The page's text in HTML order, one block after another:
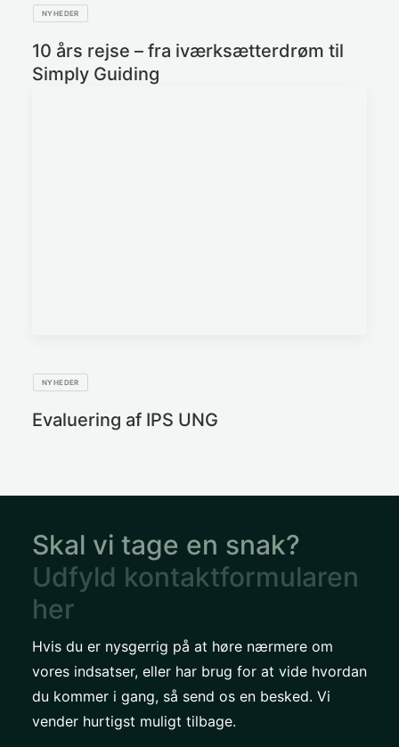
NYHEDER
10 års rejse – fra iværksætterdrøm til
Simply Guiding
NYHEDER
Evaluering af IPS UNG
Skal vi tage en snak?
Udfyld kontaktformularen
her
Hvis du er nysgerrig på at høre nærmere om
vores indsatser, eller har brug for at vide hvordan
du kommer i gang, så send os en besked. Vi
vender hurtigst muligt tilbage.